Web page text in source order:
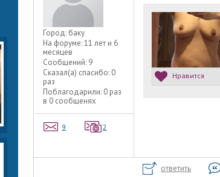
Город: баку
На форуме:11 лет и 6
месяцев
Сообщений: 9
Сказал(а) спасибо: 0
раз
Поблагодарили: 0 раз
в 0 сообщенях
9 2
Нравится
ответить